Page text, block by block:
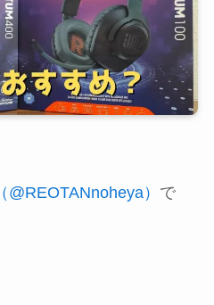
（@REOTANnoheya） で